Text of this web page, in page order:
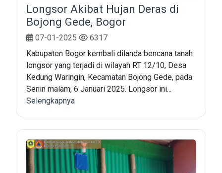
Longsor Akibat Hujan Deras di
Bojong Gede, Bogor
07-01-2025
6317
Kabupaten Bogor kembali dilanda bencana tanah
longsor yang terjadi di wilayah RT 12/10, Desa
Kedung Waringin, Kecamatan Bojong Gede, pada
Senin malam, 6 Januari 2025. Longsor ini...
Selengkapnya